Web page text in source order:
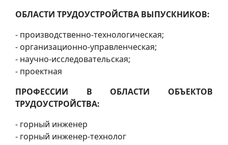
ОБЛАСТИ ТРУДОУСТРОЙСТВА ВЫПУСКНИКОВ:
- производственно-технологическая;
- организационно-управленческая;
- научно-исследовательская;
- проектная
ПРОФЕССИИ В ОБЛАСТИ ОБЪЕКТОВ
ТРУДОУСТРОЙСТВА:
- горный инженер
- горный инженер-технолог